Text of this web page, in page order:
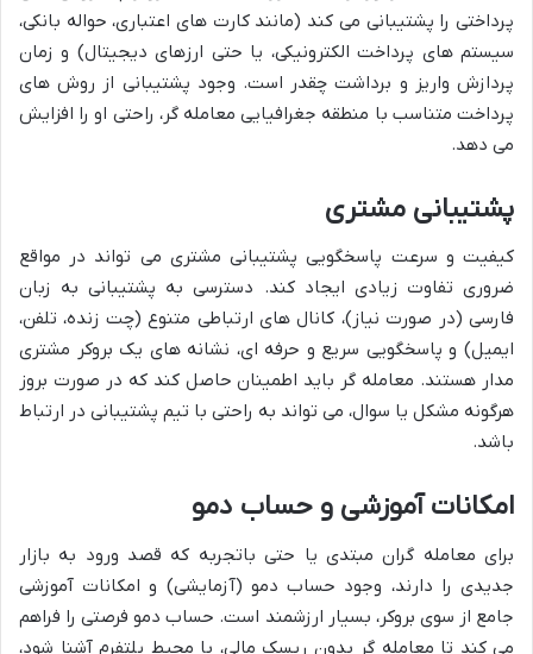
پرداختی را پشتیبانی می کند (مانند کارت های اعتباری، حواله بانکی،
سیستم های پرداخت الکترونیکی، یا حتی ارزهای دیجیتال) و زمان
پردازش واریز و برداشت چقدر است. وجود پشتیبانی از روش های
پرداخت متناسب با منطقه جغرافیایی معامله گر، راحتی او را افزایش
می دهد.
پشتیبانی مشتری
کیفیت و سرعت پاسخگویی پشتیبانی مشتری می تواند در مواقع
ضروری تفاوت زیادی ایجاد کند. دسترسی به پشتیبانی به زبان
فارسی (در صورت نیاز)، کانال های ارتباطی متنوع (چت زنده، تلفن،
ایمیل) و پاسخگویی سریع و حرفه ای، نشانه های یک بروکر مشتری
مدار هستند. معامله گر باید اطمینان حاصل کند که در صورت بروز
هرگونه مشکل یا سوال، می تواند به راحتی با تیم پشتیبانی در ارتباط
باشد.
امکانات آموزشی و حساب دمو
برای معامله گران مبتدی یا حتی باتجربه که قصد ورود به بازار
جدیدی را دارند، وجود حساب دمو (آزمایشی) و امکانات آموزشی
جامع از سوی بروکر، بسیار ارزشمند است. حساب دمو فرصتی را فراهم
می کند تا معامله گر بدون ریسک مالی، با محیط پلتفرم آشنا شود،